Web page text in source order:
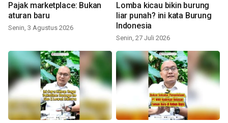
Pajak marketplace: Bukan
aturan baru
Senin, 3 Agustus 2026
Lomba kicau bikin burung
liar punah? ini kata Burung
Indonesia
Senin, 27 Juli 2026